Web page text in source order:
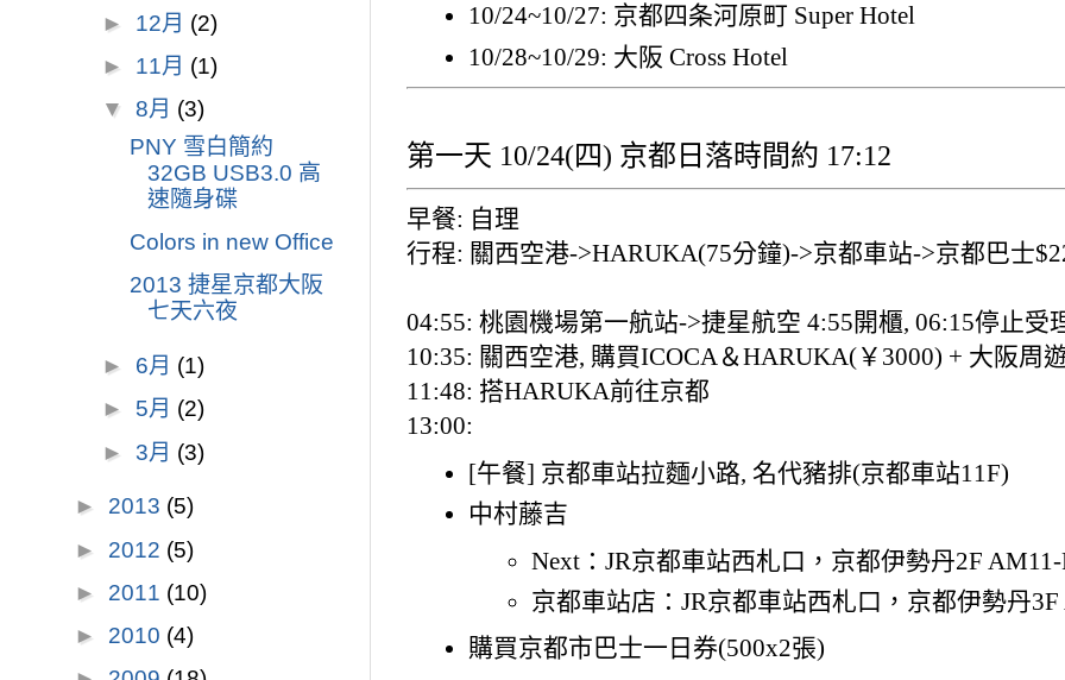
10/24~10/27: 京都四条河原町 Super Hotel
10/28~10/29: 大阪 Cross Hotel
第一天 10/24(四) 京都日落時間約 17:12
早餐: 自理
行程: 關西空港->HARUKA(75分鐘)->京都車站->京都巴士
04:55: 桃園機場第一航站->捷星航空 4:55開櫃, 06:15停止受
10:35: 關西空港, 購買ICOCA＆HARUKA(￥3000) + 大阪周
11:48: 搭HARUKA前往京都
13:00:
[午餐] 京都車站拉麵小路, 名代豬排(京都車站11F)
中村藤吉
Next：JR京都車站西札口，京都伊勢丹2F
京都車站店：JR京都車站西札口，京都伊勢丹
購買京都市巴士一日券(500x2張)
► 12月 (2)
► 11月 (1)
▼ 8月 (3)
PNY 雪白簡約
32GB USB3.0 高
速隨身碟
Colors in new Office
2013 捷星京都大阪
七天六夜
► 6月 (1)
► 5月 (2)
► 3月 (3)
► 2013 (5)
► 2012 (5)
► 2011 (10)
► 2010 (4)